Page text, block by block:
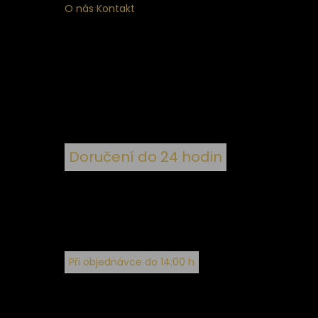
O nás Kontakt
Doručení do 24 hodin
Při objednávce do 14:00 h